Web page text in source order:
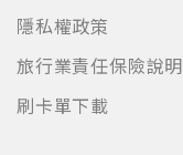
隱私權政策
旅行業責任保險說明
刷卡單下載